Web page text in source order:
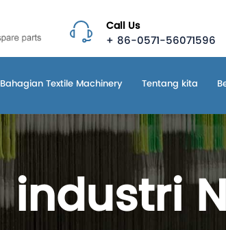
Call Us
+ 86-0571-56071596
Bahagian Textile Machinery Tentang kita
industri